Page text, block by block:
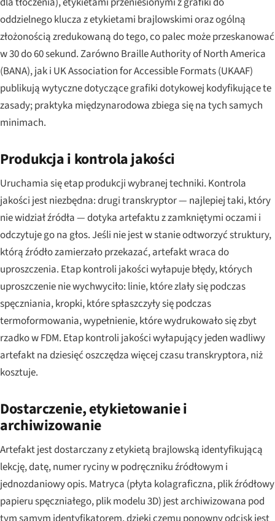
oddzielnego klucza z etykietami brajlowskimi oraz ogólną
złożonością zredukowaną do tego, co palec może przeskanować
w 30 do 60 sekund. Zarówno Braille Authority of North America
(BANA), jak i UK Association for Accessible Formats (UKAAF)
publikują wytyczne dotyczące grafiki dotykowej kodyfikujące te
zasady; praktyka międzynarodowa zbiega się na tych samych
minimach.
Produkcja i kontrola jakości
Uruchamia się etap produkcji wybranej techniki. Kontrola
jakości jest niezbędna: drugi transkryptor — najlepiej taki, który
nie widział źródła — dotyka artefaktu z zamkniętymi oczami i
odczytuje go na głos. Jeśli nie jest w stanie odtworzyć struktury,
którą źródło zamierzało przekazać, artefakt wraca do
uproszczenia. Etap kontroli jakości wyłapuje błędy, których
uproszczenie nie wychwyciło: linie, które zlały się podczas
spęczniania, kropki, które spłaszczyły się podczas
termoformowania, wypełnienie, które wydrukowało się zbyt
rzadko w FDM. Etap kontroli jakości wyłapujący jeden wadliwy
artefakt na dziesięć oszczędza więcej czasu transkryptora, niż
kosztuje.
Dostarczenie, etykietowanie i
archiwizowanie
Artefakt jest dostarczany z etykietą brajlowską identyfikującą
lekcję, datę, numer ryciny w podręczniku źródłowym i
jednozdaniowy opis. Matryca (płyta kolagraficzna, plik źródłowy
papieru spęczniałego, plik modelu 3D) jest archiwizowana pod